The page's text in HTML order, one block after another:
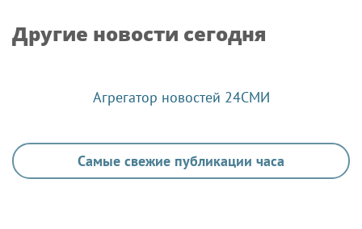
Другие новости сегодня
Агрегатор новостей 24СМИ
Самые свежие публикации часа